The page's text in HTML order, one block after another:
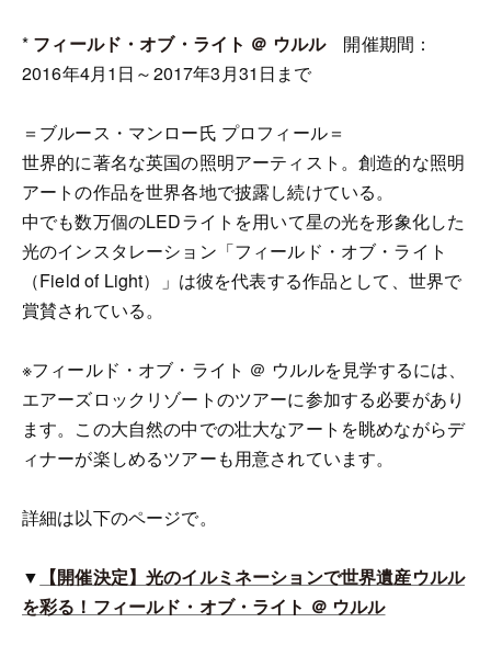
* フィールド・オブ・ライト ＠ ウルル開催期間：
2016年4月1日～2017年3月31日まで
＝ブルース・マンロー氏 プロフィール＝
世界的に著名な英国の照明アーティスト。創造的な照明
アートの作品を世界各地で披露し続けている。
中でも数万個のLEDライトを用いて星の光を形象化した
光のインスタレーション「フィールド・オブ・ライト
（Field of Light）」は彼を代表する作品として、世界で
賞賛されている。
※フィールド・オブ・ライト ＠ ウルルを見学するには、
エアーズロックリゾートのツアーに参加する必要があり
ます。この大自然の中での壮大なアートを眺めながらデ
ィナーが楽しめるツアーも用意されています。
詳細は以下のページで。
▼ 【開催決定】光のイルミネーションで世界遺産ウルル
を彩る！フィールド・オブ・ライト ＠ ウルル